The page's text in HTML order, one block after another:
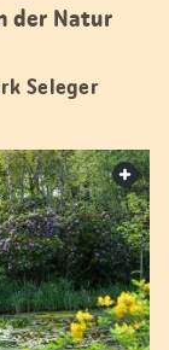
der Natur
Seleger